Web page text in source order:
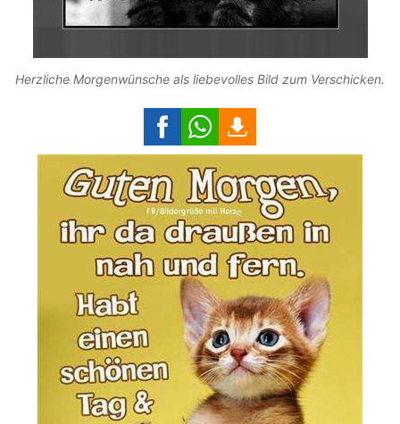
Herzliche Morgenwünsche als liebevolles Bild zum Verschicken.